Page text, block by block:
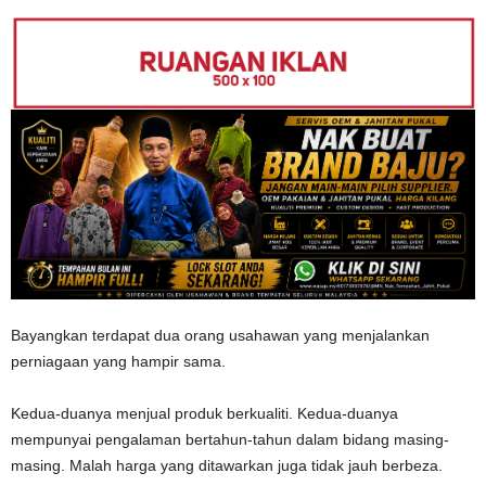
Bayangkan terdapat dua orang usahawan yang menjalankan
perniagaan yang hampir sama.
Kedua-duanya menjual produk berkualiti. Kedua-duanya
mempunyai pengalaman bertahun-tahun dalam bidang masing-
masing. Malah harga yang ditawarkan juga tidak jauh berbeza.